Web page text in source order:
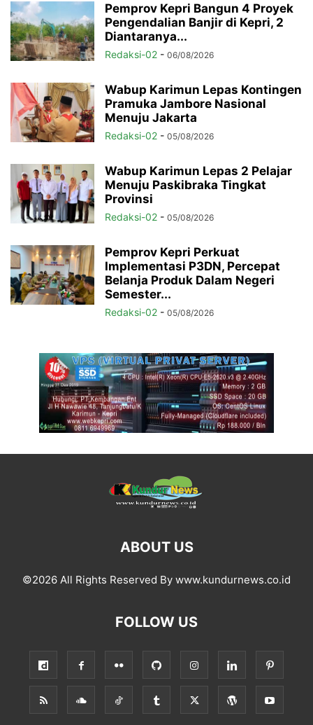
Pemprov Kepri Bangun 4 Proyek
Pengendalian Banjir di Kepri, 2
Diantaranya...
Redaksi-02 - 06/08/2026
Wabup Karimun Lepas Kontingen
Pramuka Jambore Nasional
Menuju Jakarta
Redaksi-02 - 05/08/2026
Wabup Karimun Lepas 2 Pelajar
Menuju Paskibraka Tingkat
Provinsi
Redaksi-02 - 05/08/2026
Pemprov Kepri Perkuat
Implementasi P3DN, Percepat
Belanja Produk Dalam Negeri
Semester...
Redaksi-02 - 05/08/2026
ABOUT US
©2026 All Rights Reserved By www.kundurnews.co.id
FOLLOW US